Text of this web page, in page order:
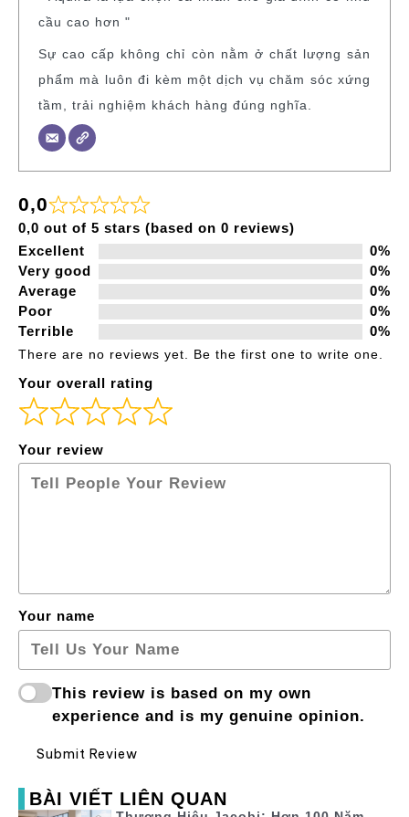
cầu cao hơn "
Sự cao cấp không chỉ còn nằm ở chất lượng sản
phẩm mà luôn đi kèm một dịch vụ chăm sóc xứng
tầm, trải nghiệm khách hàng đúng nghĩa.
0,0
0,0 out of 5 stars (based on 0 reviews)
Excellent
0%
Very good
0%
Average
0%
Poor
0%
Terrible
0%
There are no reviews yet. Be the first one to write one.
Your overall rating
Your review
Your name
This review is based on my own
experience and is my genuine opinion.
Submit Review
BÀI VIẾT LIÊN QUAN